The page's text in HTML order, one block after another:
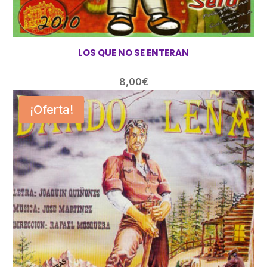
LOS QUE NO SE ENTERAN
8,00€
¡Oferta!